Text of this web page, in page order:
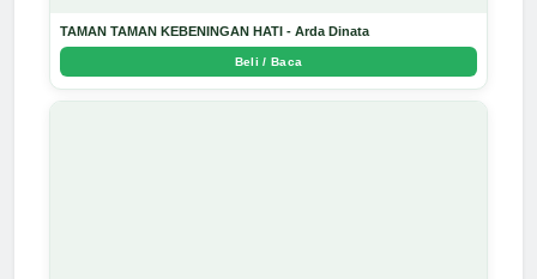
TAMAN TAMAN KEBENINGAN HATI - Arda Dinata
Beli / Baca